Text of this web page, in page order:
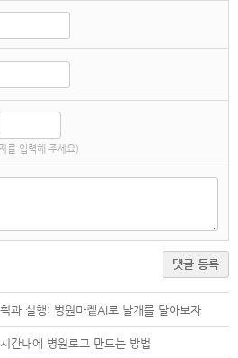
를 입력해 주세요)
댓글 등록
과 실행: 병원마켙AI로 날개를 달아보자
간내에 병원로고 만드는 방법